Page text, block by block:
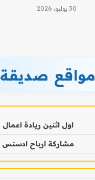
30 يوليو، 2026
مواقع صديقة
اول اثنين ريادة اعمال
مشاركة ارباح ادسنس